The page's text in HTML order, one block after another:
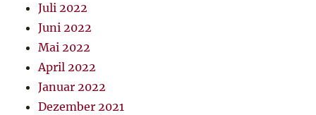
Juli 2022
Juni 2022
Mai 2022
April 2022
Januar 2022
Dezember 2021